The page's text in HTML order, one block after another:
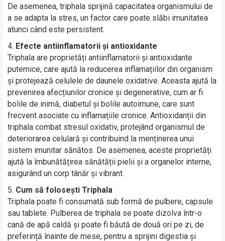
De asemenea, triphala sprijină capacitatea organismului de
a se adapta la stres, un factor care poate slăbi imunitatea
atunci când este persistent.
Efecte antiinflamatorii și antioxidante
Triphala are proprietăți antiinflamatorii și antioxidante
puternice, care ajută la reducerea inflamațiilor din organism
și protejează celulele de daunele oxidative. Aceasta ajută la
prevenirea afecțiunilor cronice și degenerative, cum ar fi
bolile de inimă, diabetul și bolile autoimune, care sunt
frecvent asociate cu inflamațiile cronice. Antioxidanții din
triphala combat stresul oxidativ, protejând organismul de
deteriorarea celulară și contribuind la menținerea unui
sistem imunitar sănătos. De asemenea, aceste proprietăți
ajută la îmbunătățirea sănătății pielii și a organelor interne,
asigurând un corp tânăr și vibrant.
Cum să folosești Triphala
Triphala poate fi consumată sub formă de pulbere, capsule
sau tablete. Pulberea de triphala se poate dizolva într-o
cană de apă caldă și poate fi băută de două ori pe zi, de
preferință înainte de mese, pentru a sprijini digestia și